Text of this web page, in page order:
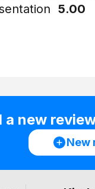
5.00
a new
New